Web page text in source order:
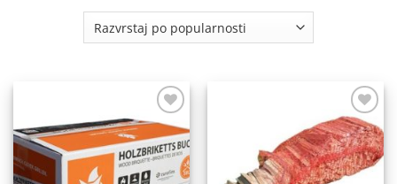
Dodaj
na
listu
želja
Dodaj
na
listu
želja